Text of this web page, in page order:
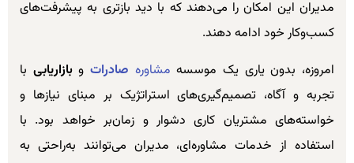
مدیران این امکان را می‌دهند که با دید بازتری به پیشرفت‌های
کسب‌وکار خود ادامه دهند.
امروزه، بدون یاری یک موسسه مشاوره صادراتوبازاریابی با
تجربه و آگاه، تصمیم‌گیری‌های استراتژیک بر مبنای نیازها و
خواسته‌های مشتریان کاری دشوار و زمان‌بر خواهد بود. با
استفاده از خدمات مشاوره‌ای، مدیران می‌توانند به‌راحتی به